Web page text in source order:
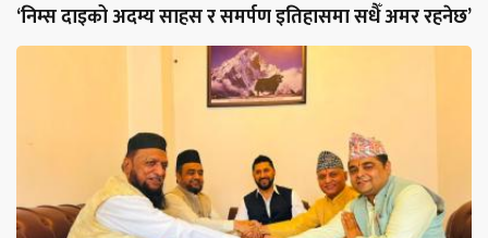
‘निम्स दाइको अदम्य साहस र समर्पण इतिहासमा सधैँ अमर रहनेछ’